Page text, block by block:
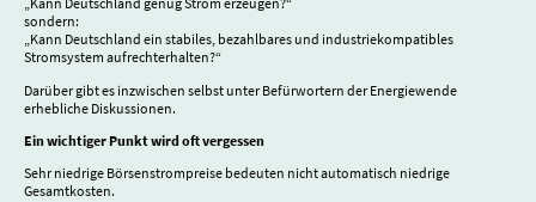
sondern:
„Kann Deutschland ein stabiles, bezahlbares und industriekompatibles
Stromsystem aufrechterhalten?“
Darüber gibt es inzwischen selbst unter Befürwortern der Energiewende
erhebliche Diskussionen.
Ein wichtiger Punkt wird oft vergessen
Sehr niedrige Börsenstrompreise bedeuten nicht automatisch niedrige
Gesamtkosten.